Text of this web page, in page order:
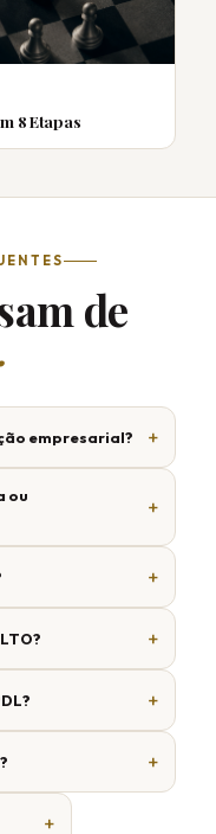
8 Etapas
de
empresarial?
ou